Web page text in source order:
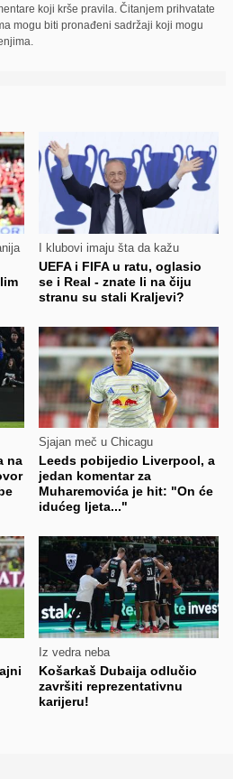
koji krše pravila. Čitanjem prihvatate
mogu biti pronađeni sadržaji koji mogu
I klubovi imaju šta da kažu
UEFA i FIFA u ratu, oglasio
se i Real - znate li na čiju
stranu su stali Kraljevi?
na
Sjajan meč u Chicagu
Leeds pobijedio Liverpool, a
jedan komentar za
Muharemovića je hit: "On će
idućeg ljeta..."
Iz vedra neba
Košarkaš Dubaija odlučio
završiti reprezentativnu
karijeru!